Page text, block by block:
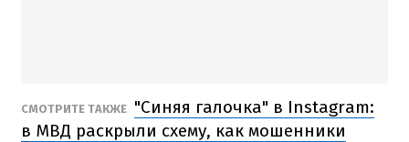
СМОТРИТЕ ТАКЖЕ "Синяя галочка" в Instagram:
в МВД раскрыли схему, как мошенники